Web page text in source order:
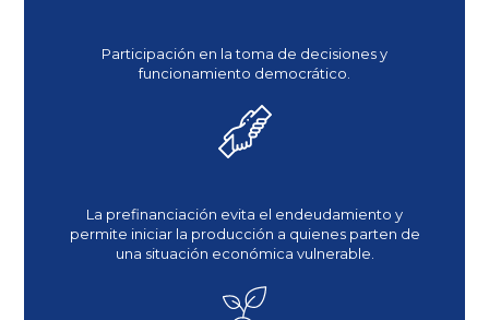
Participación en la toma de decisiones y
funcionamiento democrático.
La prefinanciación evita el endeudamiento y
permite iniciar la producción a quienes parten de
una situación económica vulnerable.